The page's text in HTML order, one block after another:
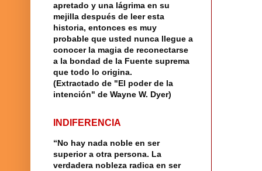
apretado y una lágrima en su
mejilla después de leer esta
historia, entonces es muy
probable que usted nunca llegue a
conocer la magia de reconectarse
a la bondad de la Fuente suprema
que todo lo origina.
(Extractado de "El poder de la
intención" de Wayne W. Dyer)
INDIFERENCIA
“No hay nada noble en ser
superior a otra persona. La
verdadera nobleza radica en ser